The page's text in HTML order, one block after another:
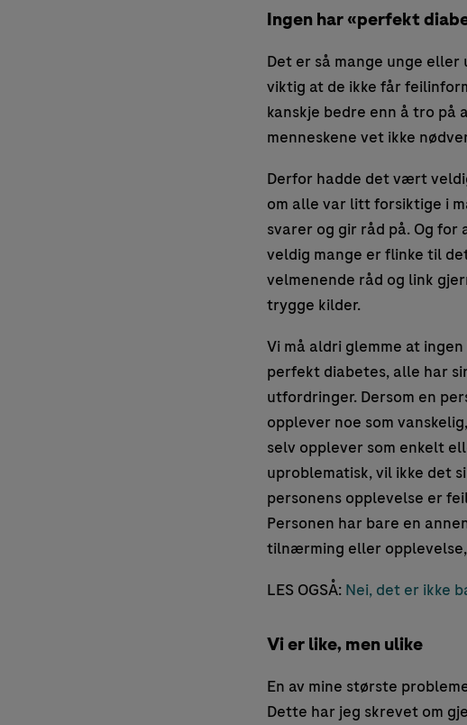
Ingen har «perfekt
Det er så mange unge
viktig at de ikke får
kanskje bedre enn å tro på
menneskene vet ikke
Derfor hadde det vært
om alle var litt forsiktige i
svarer og gir råd på. Og for
veldig mange er flinke til
velmenende råd og link
trygge kilder.
Vi må aldri glemme at
perfekt diabetes, alle har
utfordringer. Dersom en
opplever noe som
selv opplever som enkelt
uproblematisk, vil ikke det
personens opplevelse er
Personen har bare en
tilnærming eller
LES OGSÅ: Nei, det er ikke
Vi er like, men ulike
En av mine største
Dette har jeg skrevet om